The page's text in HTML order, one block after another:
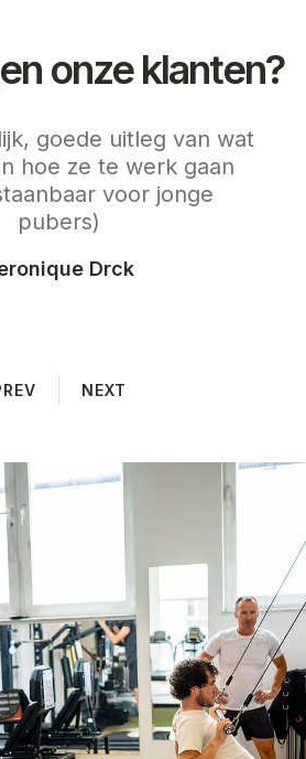
onze klanten?
goede uitleg van wat
hoe ze te werk gaan
voor jonge
pubers)
Drck
NEXT